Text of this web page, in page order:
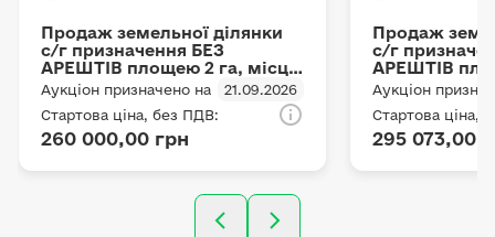
Продаж земельної ділянки
с/г призначення БЕЗ
АРЕШТІВ площею 2 га, місце
розташування: Хмельницька
область, Віньковецький
район, за межами населених
пунктів Грим'яцької
призначення: 01.03 Для
ведення особистого
селянського господарства, в
оренді в Товариства з
Аукціон призначено на
21.09.2026
Стартова ціна, без ПДВ:
260 000,00 грн
Продаж
с/г
АРЕШТІВ
місце
Ічнянський
міська рада,
ведення
Аукціон
Стартова ціна,
295 073,00